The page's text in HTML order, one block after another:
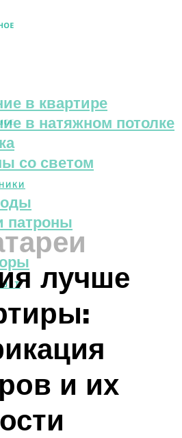
в квартире
в натяжном потолке
со светом
патроны
лучше
и их